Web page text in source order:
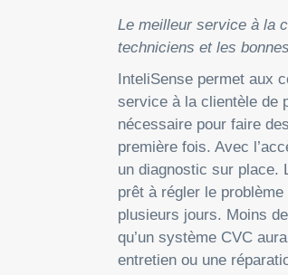
Le meilleur service à la
techniciens et les
InteliSense permet aux
service à la clientèle de
nécessaire pour faire
première fois. Avec
un diagnostic sur place.
prêt à régler le
plusieurs jours. Moins
qu’un système CVC
entretien ou une